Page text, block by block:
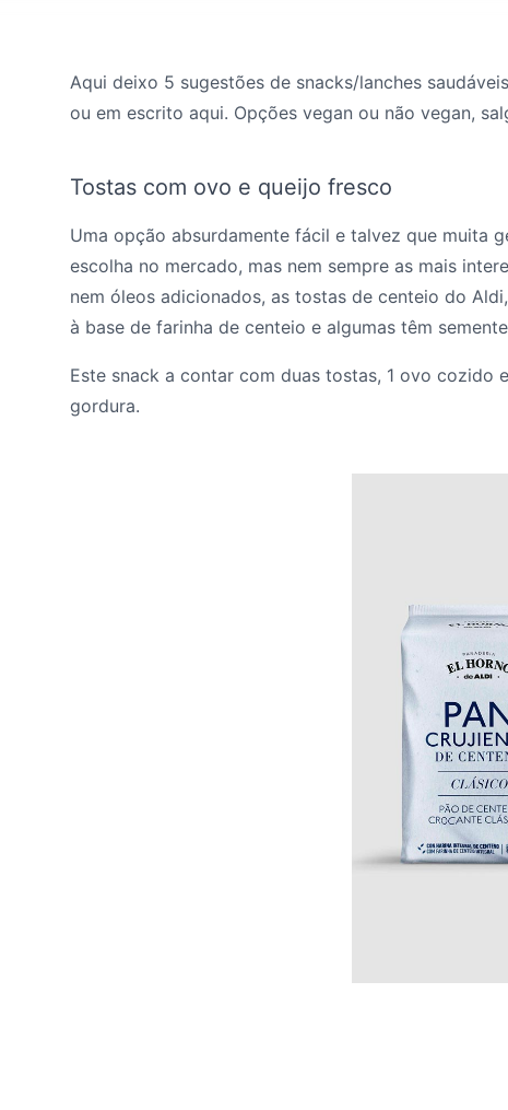
Aqui deixo 5 sugestões de snacks/lanches
ou em escrito aqui. Opções vegan ou não vegan,
Tostas com ovo e queijo fresco
Uma opção absurdamente fácil e talvez que muita
escolha no mercado, mas nem sempre as mais
nem óleos adicionados, as tostas de centeio do
à base de farinha de centeio e algumas têm
Este snack a contar com duas tostas, 1 ovo cozido
gordura.